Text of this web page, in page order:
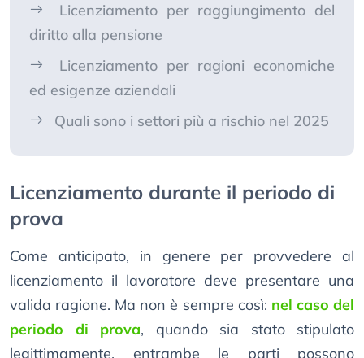
Licenziamento per raggiungimento del
diritto alla pensione
Licenziamento per ragioni economiche
ed esigenze aziendali
Quali sono i settori più a rischio nel 2025
Licenziamento durante il periodo di
prova
Come anticipato, in genere per provvedere al
licenziamento il lavoratore deve presentare una
valida ragione. Ma non è sempre così: nel caso del
periodo di prova, quando sia stato stipulato
legittimamente, entrambe le parti possono